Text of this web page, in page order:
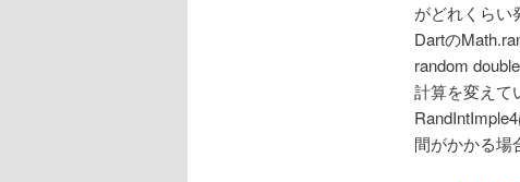
がどれくらい
Dartの
random
計算を変えて
間がかかる場